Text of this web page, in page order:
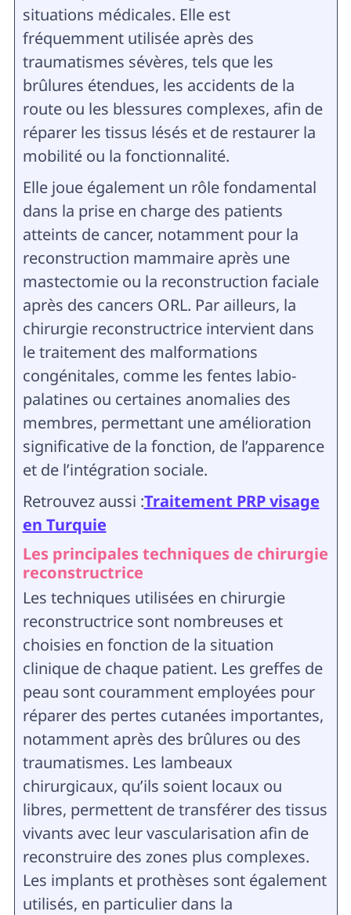
situations médicales. Elle est
fréquemment utilisée après des
traumatismes sévères, tels que les
brûlures étendues, les accidents de la
route ou les blessures complexes, afin de
réparer les tissus lésés et de restaurer la
mobilité ou la fonctionnalité.
Elle joue également un rôle fondamental
dans la prise en charge des patients
atteints de cancer, notamment pour la
reconstruction mammaire après une
mastectomie ou la reconstruction faciale
après des cancers ORL. Par ailleurs, la
chirurgie reconstructrice intervient dans
le traitement des malformations
congénitales, comme les fentes labio-
palatines ou certaines anomalies des
membres, permettant une amélioration
significative de la fonction, de l’apparence
et de l’intégration sociale.
Retrouvez aussi :Traitement PRP visage
en Turquie
Les principales techniques de chirurgie
reconstructrice
Les techniques utilisées en chirurgie
reconstructrice sont nombreuses et
choisies en fonction de la situation
clinique de chaque patient. Les greffes de
peau sont couramment employées pour
réparer des pertes cutanées importantes,
notamment après des brûlures ou des
traumatismes. Les lambeaux
chirurgicaux, qu’ils soient locaux ou
libres, permettent de transférer des tissus
vivants avec leur vascularisation afin de
reconstruire des zones plus complexes.
Les implants et prothèses sont également
utilisés, en particulier dans la